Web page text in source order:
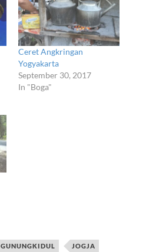
Ceret Angkringan
Yogyakarta
September 30, 2017
In "Boga"
GUNUNGKIDUL JOGJA